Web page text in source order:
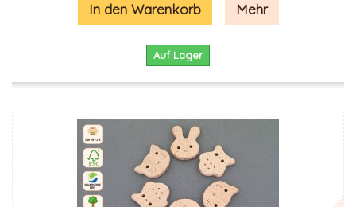
In den Warenkorb Mehr
Auf Lager